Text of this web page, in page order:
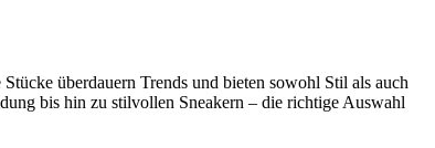
überdauern Trends und bieten sowohl Stil als auch
bis hin zu stilvollen Sneakern – die richtige Auswahl